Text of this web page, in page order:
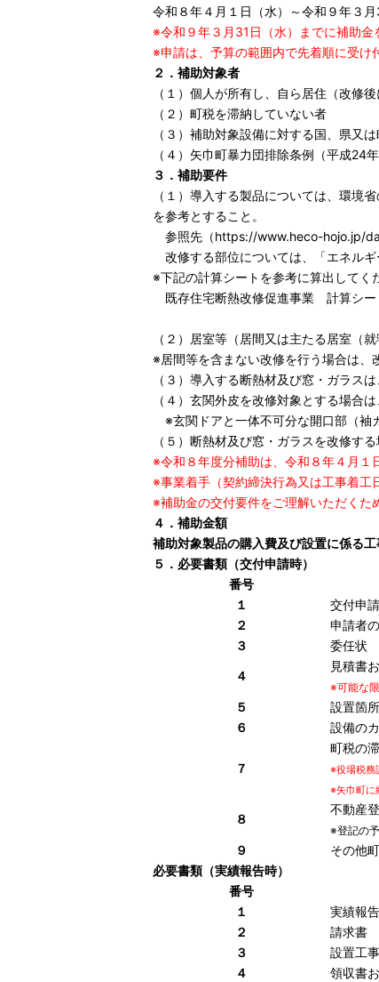
令和８年４月１日（水）～令和９年３月
※令和９年３月31日（水）までに補助金
※申請は、予算の範囲内で先着順に受け
２．補助対象者
（１）個人が所有し、自ら居住（改修
（２）町税を滞納していない者
（３）補助対象設備に対する国、県又
（４）矢巾町暴力団排除条例（平成24
３．補助要件
（１）導入する製品については、環境
を参考とすること。
参照先 （https://www.heco-hojo.jp/
改修する部位については、「エネルギ
※下記の計算シートを参考に算出してく
既存住宅断熱改修促進事業 計算シー
（２）居室等（居間又は主たる居室（
※居間等を含まない改修を行う場合は、
（３）導入する断熱材及び窓・ガラス
（４）玄関外皮を改修対象とする場合
※玄関ドアと一体不可分な開口部（袖
（５）断熱材及び窓・ガラスを改修す
※令和８年度分補助は、令和８年４月１
※事業着手（契約締決行為又は工事着工
※補助金の交付要件をご理解いただくた
４．補助金額
補助対象製品の購入費及び設置に係る
５．必要書類（交付申請時）
番号
１
交付申
２
申請者
３
委任状
４
見積書
※可能な
５ 設置箇
６
設備の
７
町税の
※役場税務
※矢巾町に
８
不動産
※登記の
９ その他
必要書類（実績報告時）
番号
１
実績報
２
請求書
３
設置工
４
領収書